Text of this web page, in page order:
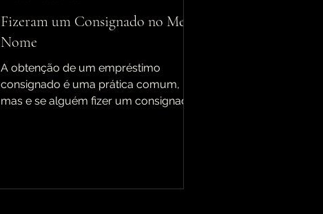
Fizeram um Consignado no Meu
Nome
A obtenção de um empréstimo
consignado é uma prática comum,
mas e se alguém fizer um consignado